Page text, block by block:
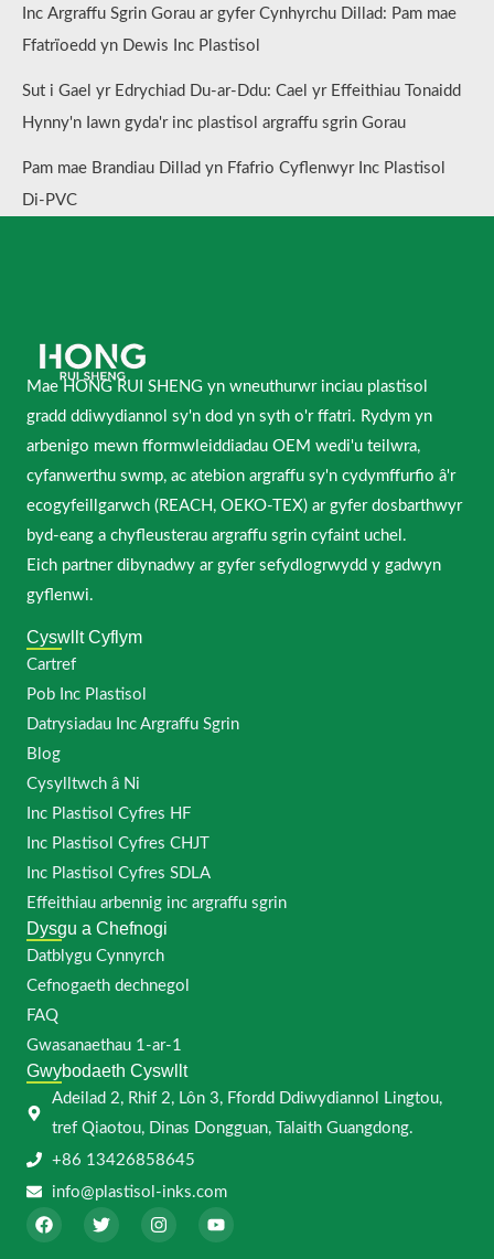
Inc Argraffu Sgrin Gorau ar gyfer Cynhyrchu Dillad: Pam mae
Ffatrïoedd yn Dewis Inc Plastisol
Sut i Gael yr Edrychiad Du-ar-Ddu: Cael yr Effeithiau Tonaidd
Hynny'n Iawn gyda'r inc plastisol argraffu sgrin Gorau
Pam mae Brandiau Dillad yn Ffafrio Cyflenwyr Inc Plastisol
Di-PVC
Mae HONG RUI SHENG yn wneuthurwr inciau plastisol
gradd ddiwydiannol sy'n dod yn syth o'r ffatri. Rydym yn
arbenigo mewn fformwleiddiadau OEM wedi'u teilwra,
cyfanwerthu swmp, ac atebion argraffu sy'n cydymffurfio â'r
ecogyfeillgarwch (REACH, OEKO-TEX) ar gyfer dosbarthwyr
byd-eang a chyfleusterau argraffu sgrin cyfaint uchel.
Eich partner dibynadwy ar gyfer sefydlogrwydd y gadwyn
gyflenwi.
Cyswllt Cyflym
Cartref
Pob Inc Plastisol
Datrysiadau Inc Argraffu Sgrin
Blog
Cysylltwch â Ni
Inc Plastisol Cyfres HF
Inc Plastisol Cyfres CHJT
Inc Plastisol Cyfres SDLA
Effeithiau arbennig inc argraffu sgrin
Dysgu a Chefnogi
Datblygu Cynnyrch
Cefnogaeth dechnegol
FAQ
Gwasanaethau 1-ar-1
Gwybodaeth Cyswllt
Adeilad 2, Rhif 2, Lôn 3, Ffordd Ddiwydiannol Lingtou,
tref Qiaotou, Dinas Dongguan, Talaith Guangdong.
+86 13426858645
info@plastisol-inks.com
F
a
T
r
I
n
Y
o